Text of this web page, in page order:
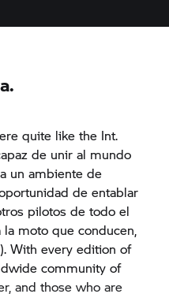
quite like the Int.
de unir al mundo
un ambiente de
de entablar
pilotos de todo el
moto que conducen,
With every edition of
community of
and those who are